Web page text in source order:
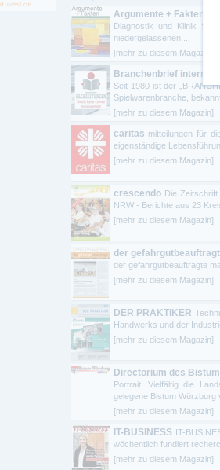
Argumente + Fakten
Diagnostik und Klinik
niedergelassenen ...
[mehr zu diesem Magazin]
Branchenbrief
Seit 1980 ist der
Spielwarenbranche,
[mehr zu diesem Magazin]
caritas mitteilungen für
eigenständige
[mehr zu diesem Magazin]
crescendo Die
NRW - Berichte aus 23
[mehr zu diesem Magazin]
der
der gefahrgutbeauftragte
[mehr zu diesem Magazin]
DER PRAKTIKER
Handwerks und der
[mehr zu diesem Magazin]
Directorium des
Portrait: Vielfältig die
gelegene Bistum Würzburg
[mehr zu diesem Magazin]
IT-BUSINESS IT-
wöchentlich fundiert
[mehr zu diesem Magazin]